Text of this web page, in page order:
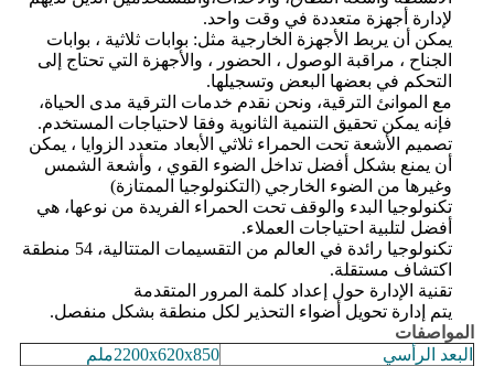
لإدارة أجهزة متعددة في وقت واحد.
يمكن أن يربط الأجهزة الخارجية مثل: بوابات ثلاثية ، بوابات
الجناح ، مراقبة الوصول ، الحضور ، والأجهزة التي تحتاج إلى
التحكم في بعضها البعض وتسجيلها.
مع الموانئ الترقية، ونحن نقدم خدمات الترقية مدى الحياة،
فإنه يمكن تحقيق التنمية الثانوية وفقا لاحتياجات المستخدم.
تصميم الأشعة تحت الحمراء ثلاثي الأبعاد متعدد الزوايا ، يمكن
أن يمنع بشكل أفضل تداخل الضوء القوي ، وأشعة الشمس
وغيرها من الضوء الخارجي (التكنولوجيا الممتازة)
تكنولوجيا البدء والوقف تحت الحمراء الفريدة من نوعها، هي
أفضل لتلبية احتياجات العملاء.
تكنولوجيا رائدة في العالم من التقسيمات المتتالية، 54 منطقة
اكتشاف مستقلة.
تقنية الإدارة حول إعداد كلمة المرور المتقدمة
يتم إدارة تحويل أضواء التحذير لكل منطقة بشكل منفصل.
المواصفات
البعد الرأسي
2200x620x850ملم